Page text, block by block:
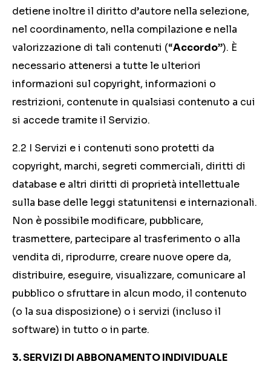
detiene inoltre il diritto d’autore nella selezione,
nel coordinamento, nella compilazione e nella
valorizzazione di tali contenuti (“Accordo”). È
necessario attenersi a tutte le ulteriori
informazioni sul copyright, informazioni o
restrizioni, contenute in qualsiasi contenuto a cui
si accede tramite il Servizio.
2.2 I Servizi e i contenuti sono protetti da
copyright, marchi, segreti commerciali, diritti di
database e altri diritti di proprietà intellettuale
sulla base delle leggi statunitensi e internazionali.
Non è possibile modificare, pubblicare,
trasmettere, partecipare al trasferimento o alla
vendita di, riprodurre, creare nuove opere da,
distribuire, eseguire, visualizzare, comunicare al
pubblico o sfruttare in alcun modo, il contenuto
(o la sua disposizione) o i servizi (incluso il
software) in tutto o in parte.
3. SERVIZI DI ABBONAMENTO INDIVIDUALE